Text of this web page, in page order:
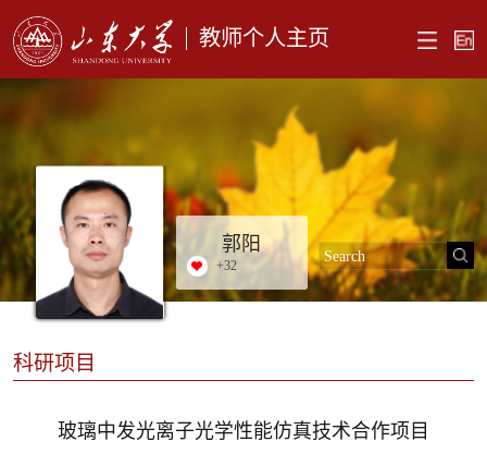
教师个人主页
郭阳
+32
科研项目
玻璃中发光离子光学性能仿真技术合作项目